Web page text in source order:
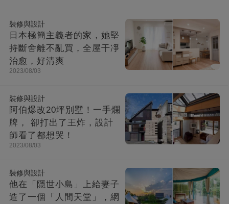
裝修與設計
日本極簡主義者的家，她堅
持斷舍離不亂買，全屋干凈
治愈，好清爽
2023/08/03
裝修與設計
阿伯爆改20坪別墅！一手爛
牌， 卻打出了王炸，設計
師看了都想哭！
2023/08/03
裝修與設計
他在「隱世小島」上給妻子
造了一個「人間天堂」，網